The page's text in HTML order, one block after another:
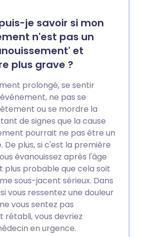
je savoir si mon
n'est pas un
et
plus grave ?
prolongé, se sentir
ne pas se
ou se mordre la
de signes que la cause
pourrait ne pas être un
De plus, si c'est la première
évanouissez après l'âge
plus probable que cela soit
sous-jacent sérieux. Dans
vous ressentez une douleur
vous sentez pas
vous devriez
en urgence.